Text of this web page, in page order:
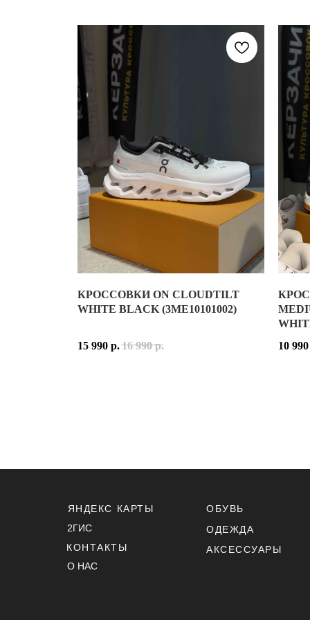
КОД
ДАТА
КРОССОВКИ ON CLOUDTILT
WHITE BLACK (3ME10101002)
КРОССОВКИ ON CLOUDTILT WHITE BLACK
ON CLOUDTILT — ОДНА ИЗ САМЫХ
ОСНОВНЫЕ ЦВЕТА:
WHITE, BLACK
СЕРИЯ:
ДАТА РЕЛИЗА:
15 990 р.16 990 р.
NIKE
ДАТА
10 990
ЯНДЕКС КАРТЫ
2ГИС
КОНТАКТЫ
ОБУВЬ
ОДЕЖДА
АКСЕССУАРЫ
О НАС